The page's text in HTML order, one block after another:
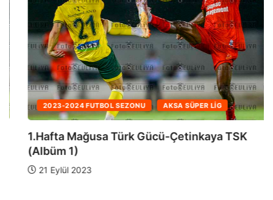
2023-2024 FUTBOL SEZONU AKSA SÜPER LIG
1.Hafta Mağusa Türk Gücü-Çetinkaya TSK
(Albüm 1)
21 Eylül 2023